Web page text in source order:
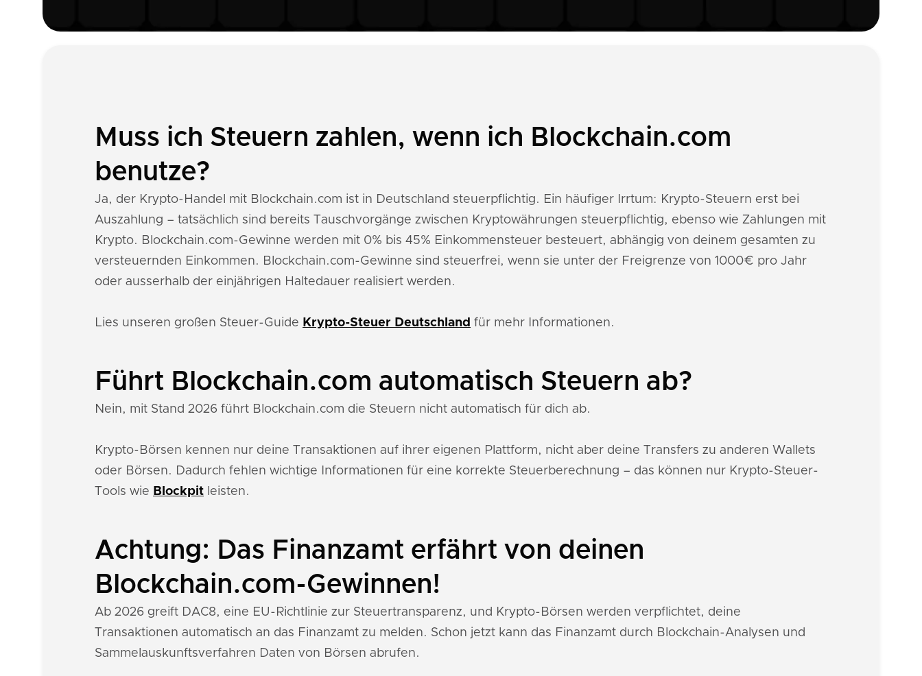
Muss ich Steuern zahlen, wenn ich Blockchain.com
benutze?
Ja, der Krypto-Handel mit Blockchain.com ist in Deutschland steuerpflichtig. Ein häufiger Irrtum: Krypto-Steuern erst bei
Auszahlung – tatsächlich sind bereits Tauschvorgänge zwischen Kryptowährungen steuerpflichtig, ebenso wie Zahlungen mit
Krypto. Blockchain.com-Gewinne werden mit 0% bis 45% Einkommensteuer besteuert, abhängig von deinem gesamten zu
versteuernden Einkommen. Blockchain.com-Gewinne sind steuerfrei, wenn sie unter der Freigrenze von 1000€ pro Jahr
oder ausserhalb der einjährigen Haltedauer realisiert werden.
Lies unseren großen Steuer-Guide Krypto-Steuer Deutschland für mehr Informationen.
Führt Blockchain.com automatisch Steuern ab?
Nein, mit Stand 2026 führt Blockchain.com die Steuern nicht automatisch für dich ab.
Krypto-Börsen kennen nur deine Transaktionen auf ihrer eigenen Plattform, nicht aber deine Transfers zu anderen Wallets
oder Börsen. Dadurch fehlen wichtige Informationen für eine korrekte Steuerberechnung – das können nur Krypto-Steuer-
Tools wie Blockpit leisten.
Achtung: Das Finanzamt erfährt von deinen
Blockchain.com-Gewinnen!
Ab 2026 greift DAC8, eine EU-Richtlinie zur Steuertransparenz, und Krypto-Börsen werden verpflichtet, deine
Transaktionen automatisch an das Finanzamt zu melden. Schon jetzt kann das Finanzamt durch Blockchain-Analysen und
Sammelauskunftsverfahren Daten von Börsen abrufen.